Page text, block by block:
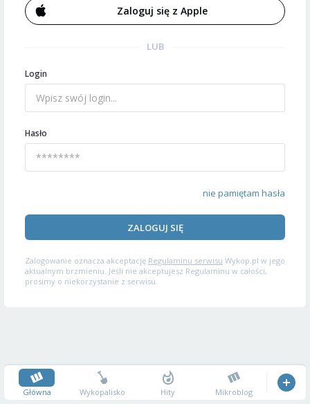
Zaloguj się z Apple
LUB
Login
Hasło
nie pamiętam hasła
ZALOGUJ SIĘ
Zalogowanie oznacza akceptację Regulaminu serwisu Wykop.pl w jego
aktualnym brzmieniu. Jeśli nie akceptujesz Regulaminu w całości,
prosimy o niekorzystanie z serwisu.
Główna Wykopalisko Hity Mikroblog